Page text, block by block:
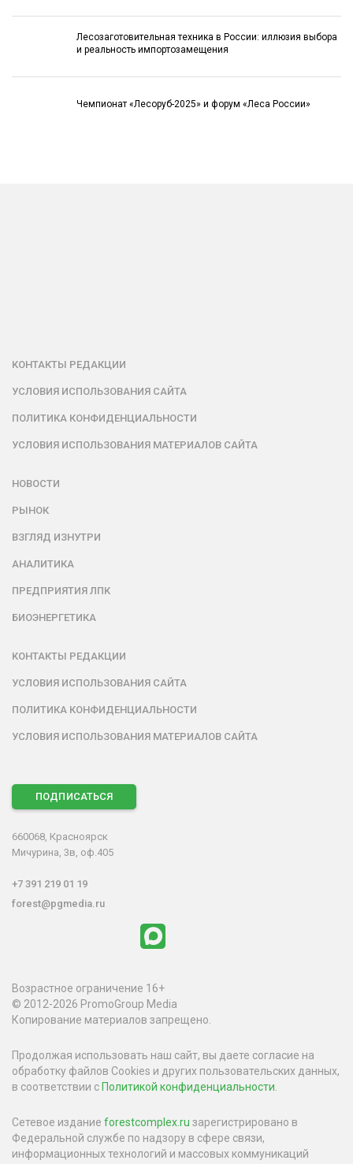
Лесозаготовительная техника в России: иллюзия выбора
и реальность импортозамещения
Чемпионат «Лесоруб-2025» и форум «Леса России»
КОНТАКТЫ РЕДАКЦИИ
УСЛОВИЯ ИСПОЛЬЗОВАНИЯ САЙТА
ПОЛИТИКА КОНФИДЕНЦИАЛЬНОСТИ
УСЛОВИЯ ИСПОЛЬЗОВАНИЯ МАТЕРИАЛОВ САЙТА
НОВОСТИ
РЫНОК
ВЗГЛЯД ИЗНУТРИ
АНАЛИТИКА
ПРЕДПРИЯТИЯ ЛПК
БИОЭНЕРГЕТИКА
КОНТАКТЫ РЕДАКЦИИ
УСЛОВИЯ ИСПОЛЬЗОВАНИЯ САЙТА
ПОЛИТИКА КОНФИДЕНЦИАЛЬНОСТИ
УСЛОВИЯ ИСПОЛЬЗОВАНИЯ МАТЕРИАЛОВ САЙТА
ПОДПИСАТЬСЯ
660068, Красноярск
Мичурина, 3в, оф.405
+7 391 219 01 19
forest@pgmedia.ru
Возрастное ограничение 16+
© 2012-2026 PromoGroup Media
Копирование материалов запрещено.
Продолжая использовать наш сайт, вы даете согласие на
обработку файлов Cookies и других пользовательских данных,
в соответствии с Политикой конфиденциальности.
Сетевое издание forestcomplex.ru зарегистрировано в
Федеральной службе по надзору в сфере связи,
информационных технологий и массовых коммуникаций